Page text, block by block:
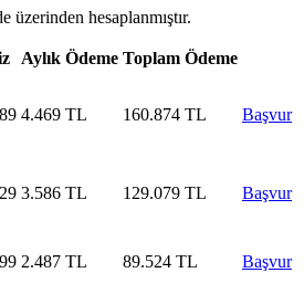
üzerinden hesaplanmıştır.
Aylık Ödeme Toplam Ödeme
4.469 TL 160.874 TL Başvur
3.586 TL 129.079 TL Başvur
2.487 TL 89.524 TL Başvur